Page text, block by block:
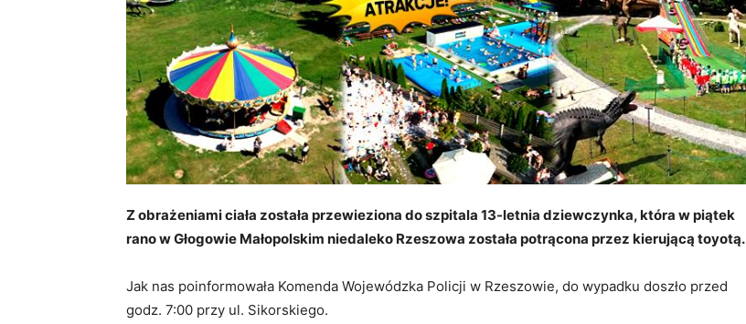
Z obrażeniami ciała została przewieziona do szpitala 13-letnia dziewczynka, która w piątek
rano w Głogowie Małopolskim niedaleko Rzeszowa została potrącona przez kierującą toyotą.
Jak nas poinformowała Komenda Wojewódzka Policji w Rzeszowie, do wypadku doszło przed
godz. 7:00 przy ul. Sikorskiego.